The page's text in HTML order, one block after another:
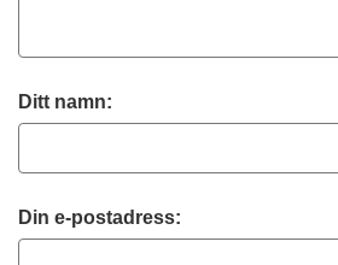
Ditt namn:
Din e-postadress: